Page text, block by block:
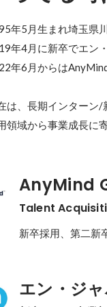
年5月生まれ埼玉県
年4月に新卒でエン
年6月からは
は、長期インターン
領域から事業成長に
AnyMind
Talent
エン・ジ